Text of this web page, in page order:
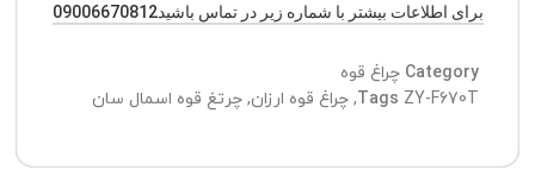
برای اطلاعات بیشتر با شماره زیر در تماس باشید09006670812
Category چراغ قوه
Tags ZY-F670T
, چراغ قوه ارزان, چرتغ قوه اسمال سان